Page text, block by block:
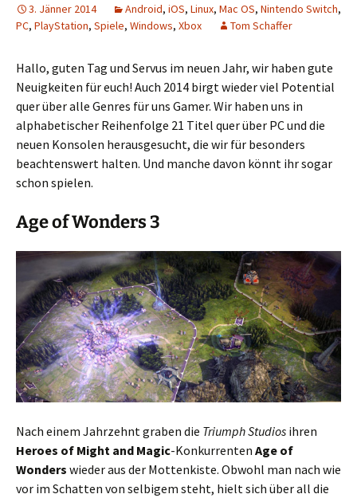
3. Jänner 2014 Android, iOS, Linux, Mac OS, Nintendo Switch,
PC, PlayStation, Spiele, Windows, Xbox Tom Schaffer
Hallo, guten Tag und Servus im neuen Jahr, wir haben gute
Neuigkeiten für euch! Auch 2014 birgt wieder viel Potential
quer über alle Genres für uns Gamer. Wir haben uns in
alphabetischer Reihenfolge 21 Titel quer über PC und die
neuen Konsolen herausgesucht, die wir für besonders
beachtenswert halten. Und manche davon könnt ihr sogar
schon spielen.
Age of Wonders 3
Nach einem Jahrzehnt graben die Triumph Studios ihren
Heroes of Might and Magic-Konkurrenten Age of
Wonders wieder aus der Mottenkiste. Obwohl man nach wie
vor im Schatten von selbigem steht, hielt sich über all die